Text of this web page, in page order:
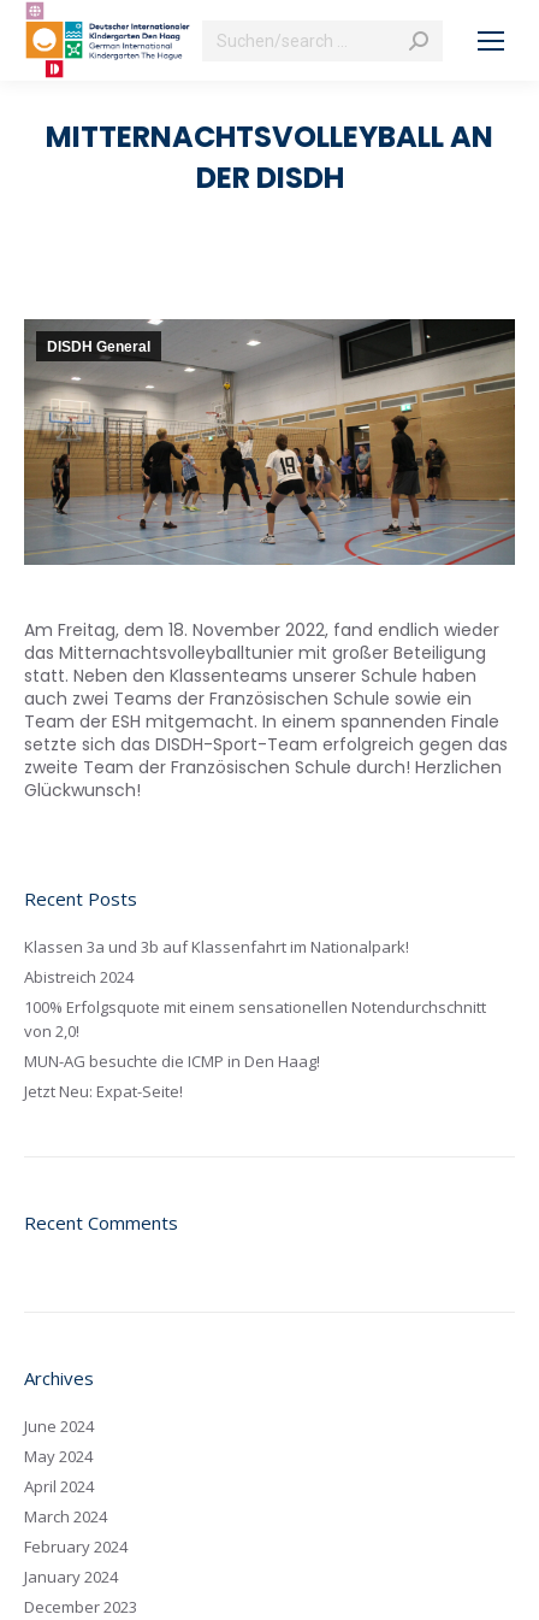
Search:
MITTERNACHTSVOLLEYBALL AN
DER DISDH
DISDH General
Am Freitag, dem 18. November 2022, fand endlich wieder
das Mitternachtsvolleyballtunier mit großer Beteiligung
statt. Neben den Klassenteams unserer Schule haben
auch zwei Teams der Französischen Schule sowie ein
Team der ESH mitgemacht. In einem spannenden Finale
setzte sich das DISDH-Sport-Team erfolgreich gegen das
zweite Team der Französischen Schule durch! Herzlichen
Glückwunsch!
Recent Posts
Klassen 3a und 3b auf Klassenfahrt im Nationalpark!
Abistreich 2024
100% Erfolgsquote mit einem sensationellen Notendurchschnitt
von 2,0!
MUN-AG besuchte die ICMP in Den Haag!
Jetzt Neu: Expat-Seite!
Recent Comments
Archives
June 2024
May 2024
April 2024
March 2024
February 2024
January 2024
December 2023